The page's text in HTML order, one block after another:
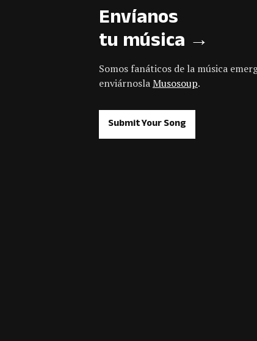
Envíanos
tu música →
Somos fanáticos de la música
enviárnoslaMusosoup.
Submit Your Song